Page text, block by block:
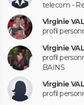
telecom -
Virginie
profil
Virginie
profil
BAINS
Virginie
profil